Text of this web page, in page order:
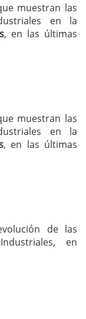
muestran las
en la
, en las últimas
muestran las
en la
, en las últimas
de las
en